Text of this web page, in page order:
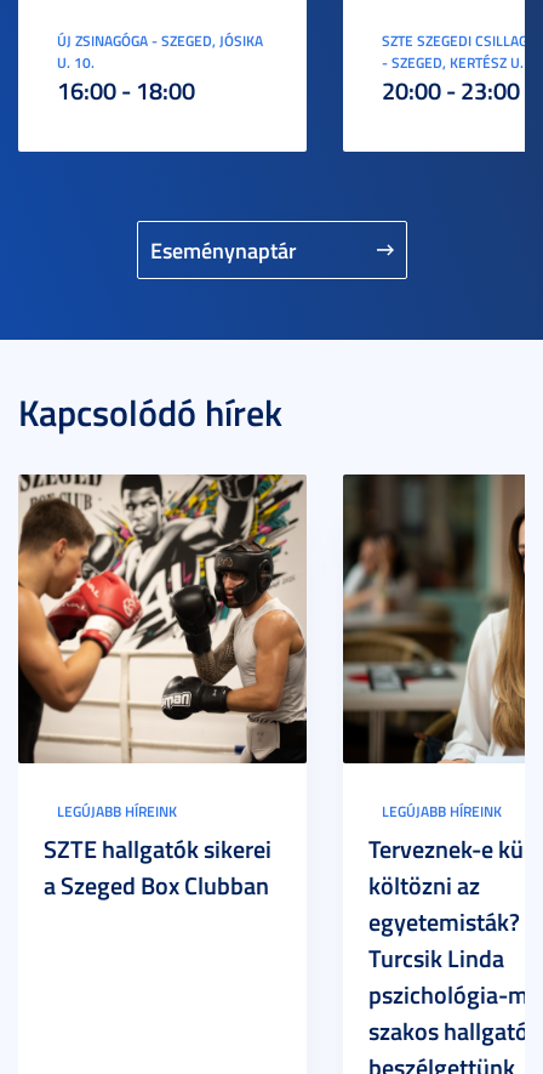
Eseménynaptár
ÚJ ZSINAGÓGA - SZEGED, JÓSIKA
U. 10.
16:00 - 18:00
SZTE SZEGEDI
- SZEGED, KERTÉSZ U. 3.
20:00 - 23:00
Kapcsolódó hírek
LEGÚJABB HÍREINK
SZTE hallgatók sikerei
a Szeged Box Clubban
LEGÚJABB HÍREINK
Terveznek-e
költözni az
egyetemisták? –
Turcsik Linda
pszichológia-
szakos
beszélgettünk